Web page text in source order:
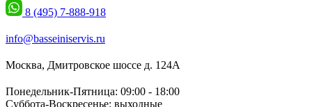
8 (495) 7-888-918
info@basseiniservis.ru
Москва, Дмитровское шоссе д. 124А
Понедельник-Пятница: 09:00 - 18:00
Суббота-Воскресенье: выходные